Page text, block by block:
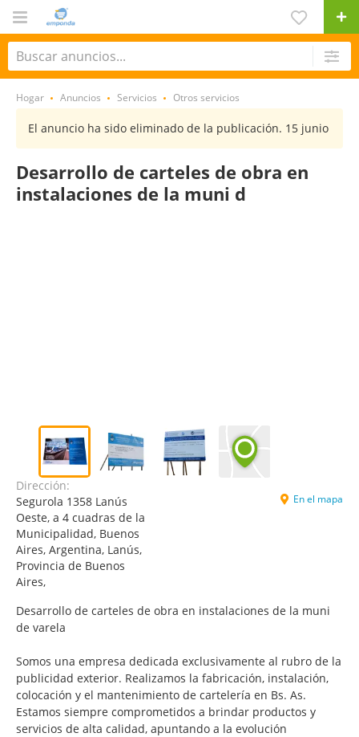
Hogar Anuncios Servicios Otros servicios
El anuncio ha sido eliminado de la publicación. 15 junio
Desarrollo de carteles de obra en
instalaciones de la muni d
Dirección:
Segurola 1358 Lanús
Oeste, a 4 cuadras de la
Municipalidad, Buenos
Aires, Argentina, Lanús,
Provincia de Buenos
Aires,
En el mapa
Desarrollo de carteles de obra en instalaciones de la muni
de varela
Somos una empresa dedicada exclusivamente al rubro de la
publicidad exterior. Realizamos la fabricación, instalación,
colocación y el mantenimiento de cartelería en Bs. As.
Estamos siempre comprometidos a brindar productos y
servicios de alta calidad, apuntando a la evolución